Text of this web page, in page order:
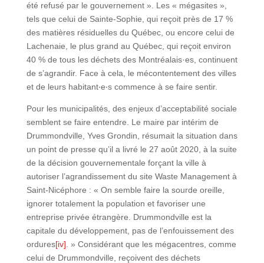
été refusé par le gouvernement ». Les « mégasites »,
tels que celui de Sainte-Sophie, qui reçoit près de 17 %
des matières résiduelles du Québec, ou encore celui de
Lachenaie, le plus grand au Québec, qui reçoit environ
40 % de tous les déchets des Montréalais·es, continuent
de s’agrandir. Face à cela, le mécontentement des villes
et de leurs habitant‧e‧s commence à se faire sentir.
Pour les municipalités, des enjeux d’acceptabilité sociale
semblent se faire entendre. Le maire par intérim de
Drummondville, Yves Grondin, résumait la situation dans
un point de presse qu’il a livré le 27 août 2020, à la suite
de la décision gouvernementale forçant la ville à
autoriser l’agrandissement du site Waste Management à
Saint-Nicéphore : « On semble faire la sourde oreille,
ignorer totalement la population et favoriser une
entreprise privée étrangère. Drummondville est la
capitale du développement, pas de l’enfouissement des
ordures[iv] . » Considérant que les mégacentres, comme
celui de Drummondville, reçoivent des déchets